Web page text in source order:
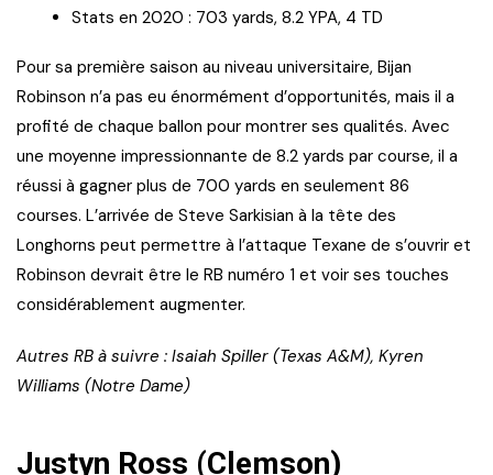
Stats en 2020 : 703 yards, 8.2 YPA, 4 TD
Pour sa première saison au niveau universitaire, Bijan
Robinson n’a pas eu énormément d’opportunités, mais il a
profité de chaque ballon pour montrer ses qualités. Avec
une moyenne impressionnante de 8.2 yards par course, il a
réussi à gagner plus de 700 yards en seulement 86
courses. L’arrivée de Steve Sarkisian à la tête des
Longhorns peut permettre à l’attaque Texane de s’ouvrir et
Robinson devrait être le RB numéro 1 et voir ses touches
considérablement augmenter.
Autres RB à suivre : Isaiah Spiller (Texas A&M), Kyren
Williams (Notre Dame)
Justyn Ross (Clemson)